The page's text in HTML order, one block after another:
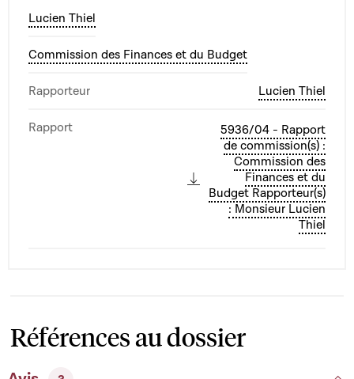
Lucien Thiel
Commission des Finances et du Budget
Rapporteur Lucien Thiel
Rapport
5936/04 - Rapport
de commission(s) :
Commission des
Finances et du
Budget Rapporteur(s)
: Monsieur Lucien
Thiel
Références au dossier